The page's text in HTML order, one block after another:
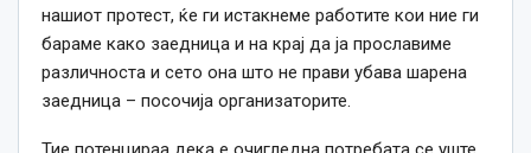
нашиот протест, ќе ги истакнеме работите кои ние ги
бараме како заедница и на крај да ја прославиме
различноста и сето она што не прави убава шарена
заедница – посочија организаторите.